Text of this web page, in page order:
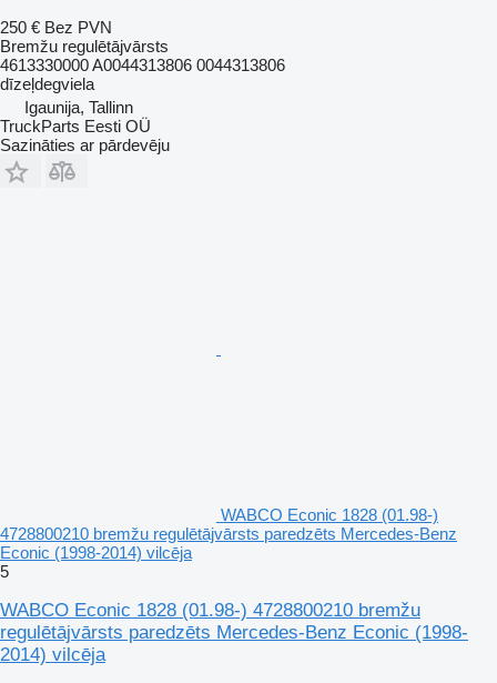
250 € Bez PVN
Bremžu regulētājvārsts
4613330000 A0044313806 0044313806
dīzeļdegviela
Igaunija, Tallinn
TruckParts Eesti OÜ
Sazināties ar pārdevēju
WABCO Econic 1828 (01.98-)
4728800210 bremžu regulētājvārsts paredzēts Mercedes-Benz
Econic (1998-2014) vilcēja
5
WABCO Econic 1828 (01.98-) 4728800210 bremžu
regulētājvārsts paredzēts Mercedes-Benz Econic (1998-
2014) vilcēja